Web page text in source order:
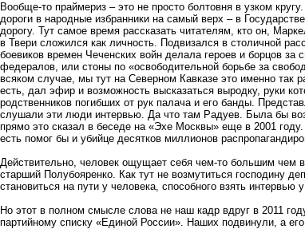
Вообще-то праймериз – это не просто болтовня в узком
дороги в народные избранники на самый верх – в
дорогу. Тут самое время рассказать читателям, кто он,
в Твери сложился как личность. Подвизался в столичной
боевиков времен Чеченских войн делала героев и борцов за
федералов, или стоны по «освободительной борьбе за
всяком случае, мы тут на Северном Кавказе это именно
есть, дал эфир и возможность высказаться выродку, руки
родственников погибших от рук палача и его банды.
слушали эти люди интервью. Да что там Радуев. Была бы
прямо это сказал в беседе на «Эхе Москвы» еще в 2001
есть помог бы и убийце десятков миллионов
Действительно, человек ощущает себя чем-то большим чем
старший Полубояренко. Как тут не возмутиться господину
становиться на пути у человека, способного взять интервью
Но этот в полном смысле слова не наш кадр вдруг в 2011
партийному списку «Единой России». Наших подвинули, а